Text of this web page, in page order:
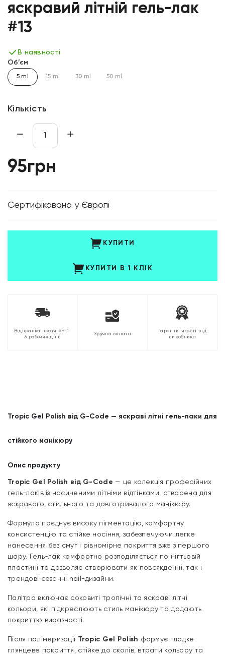
яскравий літній гель-лак
#13
В наявності
Об’єм
5 ml 15 ml 30 ml 50 ml
Кількість
95грн
Cертифіковано у Європі
КУПИТИ
КУПИТИ В 1 КЛІК
Відправка протягом 1-
3 робочих днів
Зручна оплата
Гарантія якості від
виробника
Tropic Gel Polish від G-Code — яскраві літні гель-лаки для
стійкого манікюру
Опис продукту
Tropic Gel Polish від G-Code — це колекція професійних
гель-лаків із насиченими літніми відтінками, створена для
яскравого, стильного та довготривалого манікюру.
Формула поєднує високу пігментацію, комфортну
консистенцію та стійке носіння, забезпечуючи легке
нанесення без смуг і рівномірне покриття вже з першого
шару. Гель-лак комфортно розподіляється по нігтьовій
пластині та дозволяє створювати як повсякденні, так і
трендові сезонні nail-дизайни.
Палітра включає соковиті тропічні та яскраві літні
кольори, які підкреслюють стиль манікюру та додають
покриттю виразності.
Після полімеризації Tropic Gel Polish формує гладке
глянцеве покриття, стійке до сколів, втрати кольору та